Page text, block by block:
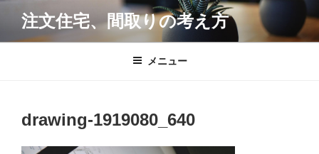
テ
注文住宅、間取りの考え方
メニュー
drawing-1919080_640